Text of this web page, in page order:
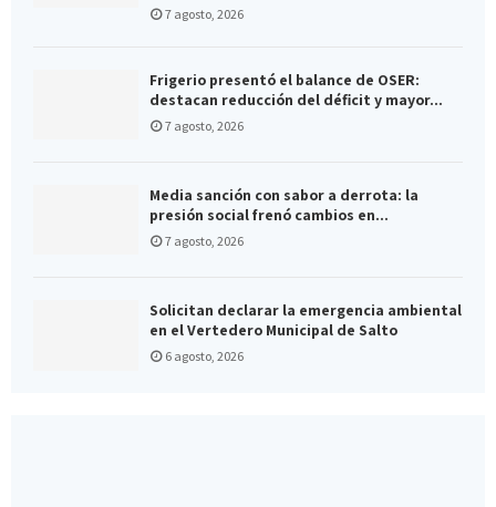
7 agosto, 2026
Frigerio presentó el balance de OSER:
destacan reducción del déficit y mayor...
7 agosto, 2026
Media sanción con sabor a derrota: la
presión social frenó cambios en...
7 agosto, 2026
Solicitan declarar la emergencia ambiental
en el Vertedero Municipal de Salto
6 agosto, 2026